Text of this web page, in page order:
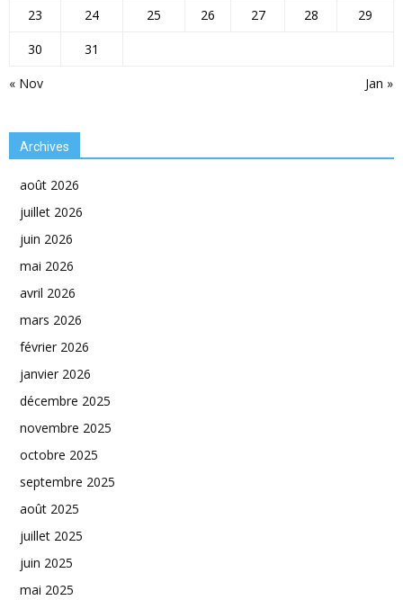
« Nov Jan »
23
24 25 26 27 28
29
30
31
Archives
août 2026
juillet 2026
juin 2026
mai 2026
avril 2026
mars 2026
février 2026
janvier 2026
décembre 2025
novembre 2025
octobre 2025
septembre 2025
août 2025
juillet 2025
juin 2025
mai 2025